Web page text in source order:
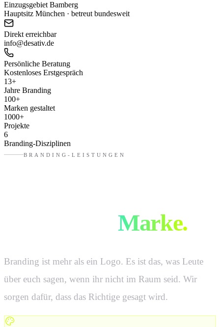
Einzugsgebiet Bamberg
Hauptsitz München · betreut bundesweit
Direkt erreichbar
info@desativ.de
Persönliche Beratung
Kostenloses Erstgespräch
13+
Jahre Branding
100+
Marken gestaltet
1000+
Projekte
6
Branding-Disziplinen
BRANDING-LEISTUNGEN
zur fertigenMarke.
Branding ist mehr als ein Logo. Es ist das, was Leute
über euch sagen, wenn ihr nicht im Raum seid. Wir
sorgen dafür, dass das Richtige gesagt wird.